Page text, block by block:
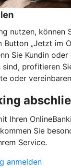
nutzen, können
„Jetzt im
Sie Kundin oder
sind, profitieren
oder
Ihren
Sie
Service.
anmelden